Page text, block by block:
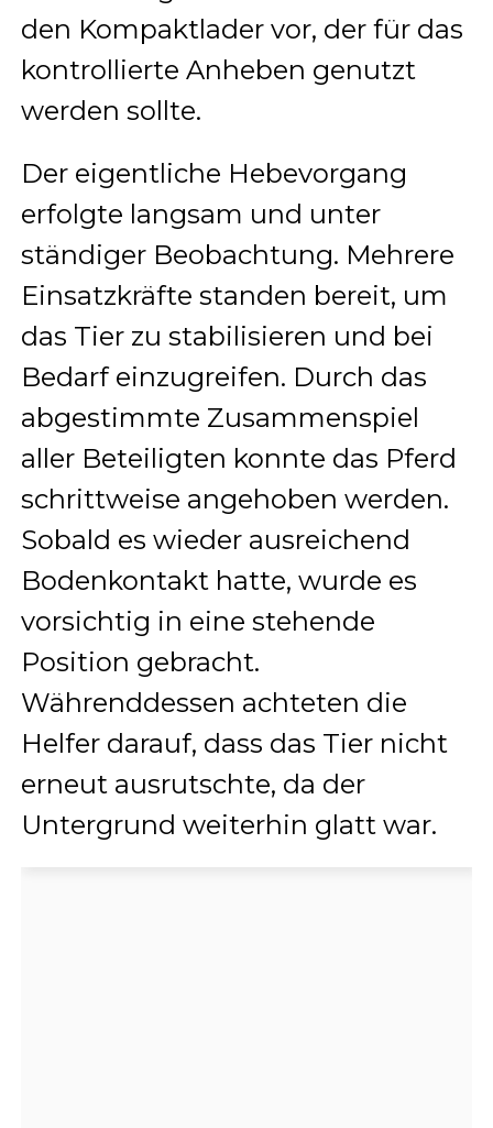
den Kompaktlader vor, der für das
kontrollierte Anheben genutzt
werden sollte.
Der eigentliche Hebevorgang
erfolgte langsam und unter
ständiger Beobachtung. Mehrere
Einsatzkräfte standen bereit, um
das Tier zu stabilisieren und bei
Bedarf einzugreifen. Durch das
abgestimmte Zusammenspiel
aller Beteiligten konnte das Pferd
schrittweise angehoben werden.
Sobald es wieder ausreichend
Bodenkontakt hatte, wurde es
vorsichtig in eine stehende
Position gebracht.
Währenddessen achteten die
Helfer darauf, dass das Tier nicht
erneut ausrutschte, da der
Untergrund weiterhin glatt war.